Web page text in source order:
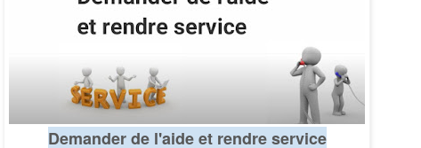
Demander de l'aide et rendre service